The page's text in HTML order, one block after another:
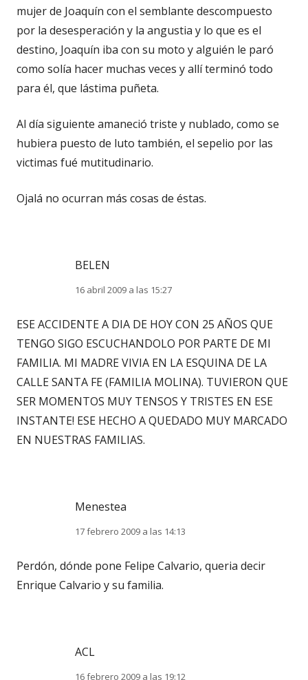
mujer de Joaquín con el semblante descompuesto
por la desesperación y la angustia y lo que es el
destino, Joaquín iba con su moto y alguién le paró
como solía hacer muchas veces y allí terminó todo
para él, que lástima puñeta.
Al día siguiente amaneció triste y nublado, como se
hubiera puesto de luto también, el sepelio por las
victimas fué mutitudinario.
Ojalá no ocurran más cosas de éstas.
BELEN
16 abril 2009 a las 15:27
ESE ACCIDENTE A DIA DE HOY CON 25 AÑOS QUE
TENGO SIGO ESCUCHANDOLO POR PARTE DE MI
FAMILIA. MI MADRE VIVIA EN LA ESQUINA DE LA
CALLE SANTA FE (FAMILIA MOLINA). TUVIERON QUE
SER MOMENTOS MUY TENSOS Y TRISTES EN ESE
INSTANTE! ESE HECHO A QUEDADO MUY MARCADO
EN NUESTRAS FAMILIAS.
Menestea
17 febrero 2009 a las 14:13
Perdón, dónde pone Felipe Calvario, queria decir
Enrique Calvario y su familia.
ACL
16 febrero 2009 a las 19:12